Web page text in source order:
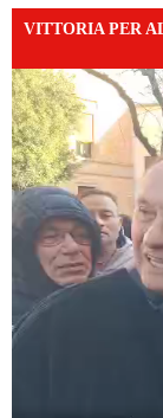
VITTORIA PER